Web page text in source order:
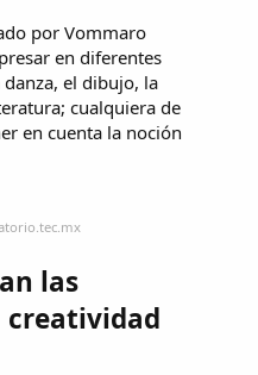
por Vommaro
en diferentes
el dibujo, la
cualquiera de
en cuenta la noción
las
creatividad